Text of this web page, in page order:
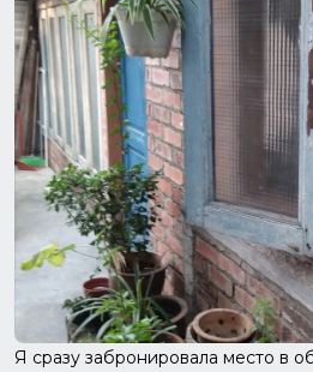
Я сразу забронировала место в